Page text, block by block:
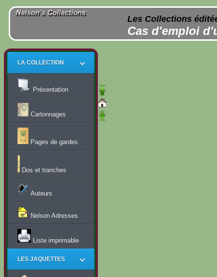
Les Collections
Cas d'emploi
LA COLLECTION
Présentation
Cartonnages
Pages de gardes
Dos et tranches
Auteurs
Nelson Adresses
Liste imprimable
LES JAQUETTES